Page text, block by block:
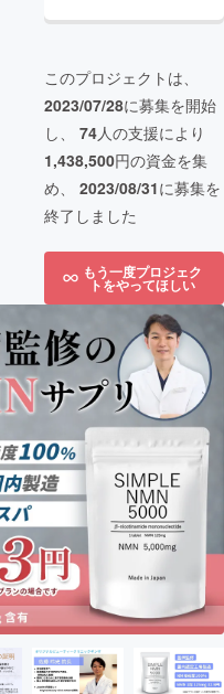
このプロジェクトは、
2023/07/28に募集を開始
し、 74人の支援により
1,438,500円の資金を集
め、 2023/08/31に募集を
終了しました
もう一度プロジェク
トをやってほしい